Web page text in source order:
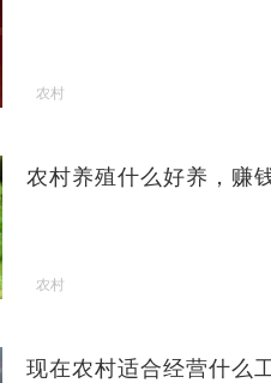
农村
农村养殖什么好养，赚
农村
现在农村适合经营什么